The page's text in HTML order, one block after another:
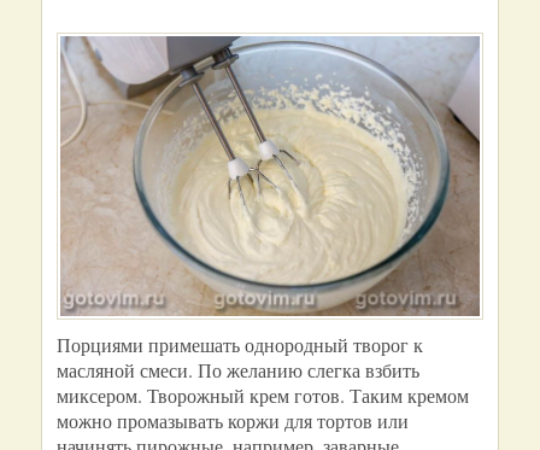
Порциями примешать однородный творог к
масляной смеси. По желанию слегка взбить
миксером. Творожный крем готов. Таким кремом
можно промазывать коржи для тортов или